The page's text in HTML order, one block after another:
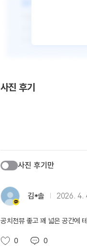
사진 후기
사진 후기만
김*솔 2026. 4.
공치천뷰 좋고 꽤 넓은 공간에
0 0